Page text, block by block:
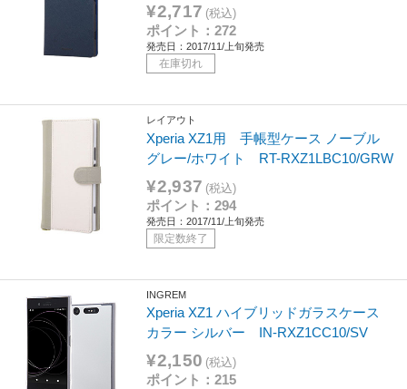
¥2,717 (税込)
ポイント：272
発売日：2017/11/上旬発売
在庫切れ
レイアウト
Xperia XZ1用 手帳型ケース ノーブル
グレー/ホワイト RT-RXZ1LBC10/GRW
¥2,937 (税込)
ポイント：294
発売日：2017/11/上旬発売
限定数終了
INGREM
Xperia XZ1 ハイブリッドガラスケース
カラー シルバー IN-RXZ1CC10/SV
¥2,150 (税込)
ポイント：215